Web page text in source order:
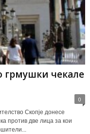
грмушки чекале
0
Скопје донесе
против две лица за кои